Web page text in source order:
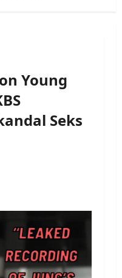
Young
Seks